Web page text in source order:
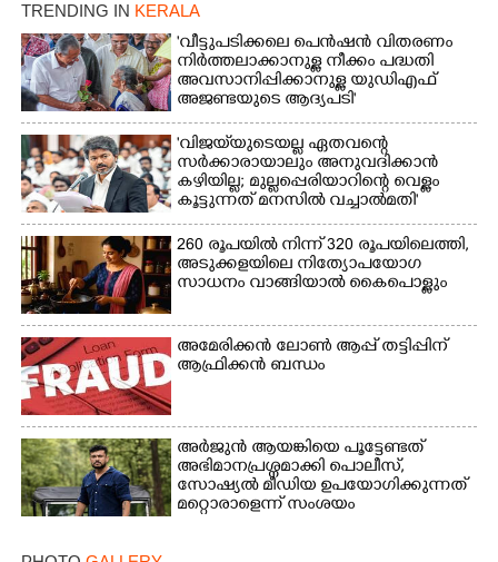
TRENDING IN KERALA
'വീട്ടുപടിക്കലെ പെൻഷൻ വിതരണം
നിർത്തലാക്കാനുള്ള നീക്കം പദ്ധതി
അവസാനിപ്പിക്കാനുള്ള യുഡിഎഫ്
അജണ്ടയുടെ ആദ്യപടി'
'വിജയ്‌യുടെയല്ല ഏതവന്റെ
സർക്കാരായാലും അനുവദിക്കാൻ
കഴിയില്ല; മുല്ലപ്പെരിയാറിന്റെ വെള്ളം
കൂട്ടുന്നത് മനസിൽ വച്ചാൽമതി'
260 രൂപയിൽ നിന്ന് 320 രൂപയിലെത്തി,
അടുക്കളയിലെ നിത്യോപയോഗ
സാധനം വാങ്ങിയാൽ കൈപൊള്ളും
അമേരിക്കൻ ലോൺ ആപ്പ് തട്ടിപ്പിന്
ആഫ്രിക്കൻ ബന്ധം
അർജുൻ ആയങ്കിയെ പൂട്ടേണ്ടത്
അഭിമാനപ്രശ്നമാക്കി പൊലീസ്,
സാേഷ്യൽ മീഡിയ ഉപയോഗിക്കുന്നത്
മറ്റൊരാളെന്ന് സംശയം